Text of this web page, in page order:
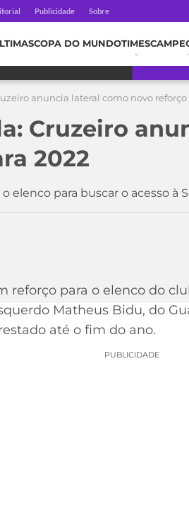
Publicidade Sobre
COPA DO MUNDOTIMES
anuncia lateral como novo reforço
Cruzeiro
2022
elenco para buscar o acesso à
reforço para o elenco do
Matheus Bidu, do
até o fim do ano.
PUBLICIDADE